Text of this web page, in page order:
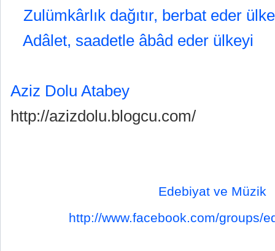
Zulümkârlık dağıtır, berbat eder
Adâlet, saadetle âbâd eder ülkeyi
Aziz Dolu Atabey
http://azizdolu.blogcu.com/
Edebiyat ve Müzik
http://www.facebook.com/groups/